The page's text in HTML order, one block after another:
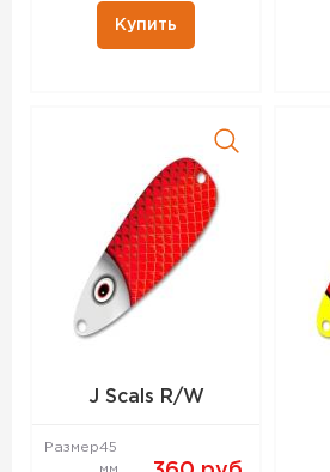
Купить
J Scals R/W
Размер45
мм